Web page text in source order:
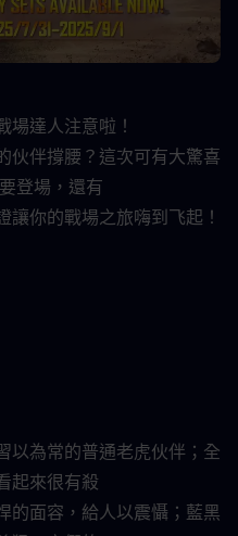
達人注意啦！
伙伴撐腰？這次可有大驚喜
登場，還有
你的戰場之旅嗨到飞起！​
以為常的普通老虎伙伴；全
起來很有殺
的面容，給人以震懾；藍黑